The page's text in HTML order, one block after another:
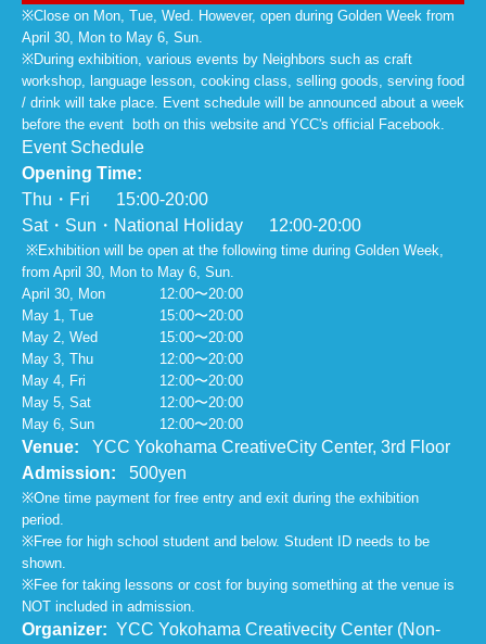
※Close on Mon, Tue, Wed. However, open during Golden Week from
April 30, Mon to May 6, Sun.
※During exhibition, various events by Neighbors such as craft
workshop, language lesson, cooking class, selling goods, serving food
/ drink will take place. Event schedule will be announced about a week
before the event both on this website and YCC's official Facebook.
Event Schedule
Opening Time:
Thu・Fri 15:00-20:00
Sat・Sun・National Holiday 12:00-20:00
※Exhibition will be open at the following time during Golden Week,
from April 30, Mon to May 6, Sun.
April 30, Mon
12:00〜20:00
May 1, Tue
15:00〜20:00
May 2, Wed
15:00〜20:00
May 3, Thu
12:00〜20:00
May 4, Fri
12:00〜20:00
May 5, Sat
12:00〜20:00
May 6, Sun
12:00〜20:00
Venue:
YCC Yokohama CreativeCity Center, 3rd Floor
Admission: 500yen
※One time payment for free entry and exit during the exhibition
period.
※Free for high school student and below. Student ID needs to be
shown.
※Fee for taking lessons or cost for buying something at the venue is
NOT included in admission.
Organizer: YCC Yokohama Creativecity Center (Non-